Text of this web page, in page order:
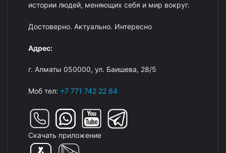
истории людей, меняющих себя и мир вокруг.
Достоверно. Актуально. Интересно
Адрес:
г. Алматы 050000, ул. Баишева, 28/5
Моб тел: +7 771 742 22 64
Скачать приложение